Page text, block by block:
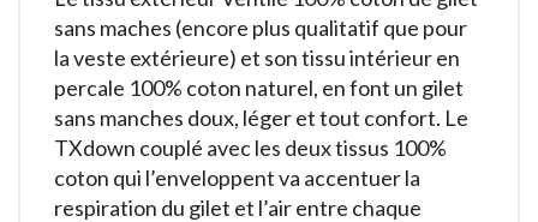
sans maches (encore plus qualitatif que pour
la veste extérieure) et son tissu intérieur en
percale 100% coton naturel, en font un gilet
sans manches doux, léger et tout confort. Le
TXdown couplé avec les deux tissus 100%
coton qui l’enveloppent va accentuer la
respiration du gilet et l’air entre chaque